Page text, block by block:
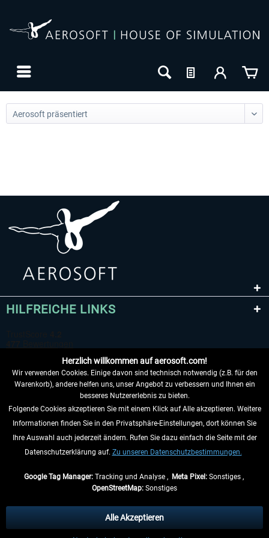
EmergencyDispatcherPro - 24h Free
0,00 € *
HILFREICHE LINKS
VERTRAG WIDERRUFEN
INFORMATIONEN
anders beschrieben.
** Gilt für Lieferungen innerhalb Deutschlands, Lieferzeiten für andere Länder
Herzlich willkommen auf aerosoft.com!
Wir verwenden Cookies. Einige davon sind technisch notwendig (z.B. für den
Warenkorb), andere helfen uns, unser Angebot zu verbessern und Ihnen ein
besseres Nutzererlebnis zu bieten.
Folgende Cookies akzeptieren Sie mit einem Klick auf Alle akzeptieren. Weitere
Informationen finden Sie in den Privatsphäre-Einstellungen, dort können Sie
Ihre Auswahl auch jederzeit ändern. Rufen Sie dazu einfach die Seite mit der
Datenschutzerklärung auf. Zu unseren Datenschutzbestimmungen.
Google Tag Manager:Tracking und Analyse , Meta Pixel:Sonstiges ,
OpenStreetMap: Sonstiges
Alle Akzeptieren